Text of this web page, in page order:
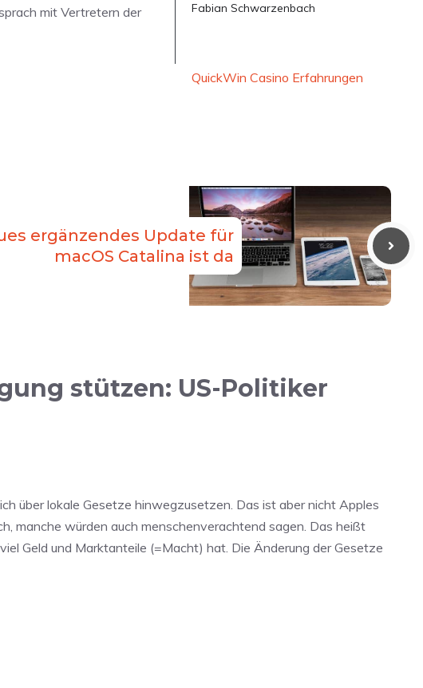
mit Vertretern der
Fabian Schwarzenbach
QuickWin Casino Erfahrungen
ergänzendes Update für
macOS Catalina ist da
stützen: US-Politiker
über lokale Gesetze hinwegzusetzen. Das ist aber nicht Apples
manche würden auch menschenverachtend sagen. Das heißt
Geld und Marktanteile (=Macht) hat. Die Änderung der Gesetze